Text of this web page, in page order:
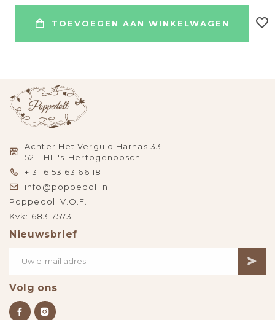
TOEVOEGEN AAN WINKELWAGEN
Achter Het Verguld Harnas 33
5211 HL 's-Hertogenbosch
+ 31 6 53 63 66 18
info@poppedoll.nl
Poppedoll V.O.F.
Kvk: 68317573
Nieuwsbrief
Volg ons